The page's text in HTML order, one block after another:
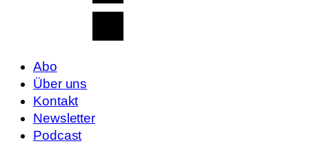
Abo
Über uns
Kontakt
Newsletter
Podcast